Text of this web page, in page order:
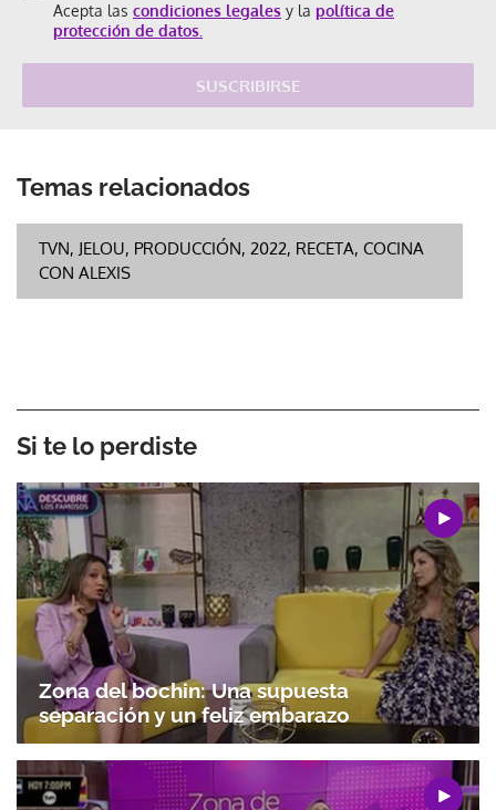
Acepta las condiciones legales y la política de
protección de datos.
SUSCRIBIRSE
Temas relacionados
TVN, JELOU, PRODUCCIÓN, 2022, RECETA, COCINA
CON ALEXIS
Si te lo perdiste
Zona del bochin: Una supuesta
separación y un feliz embarazo